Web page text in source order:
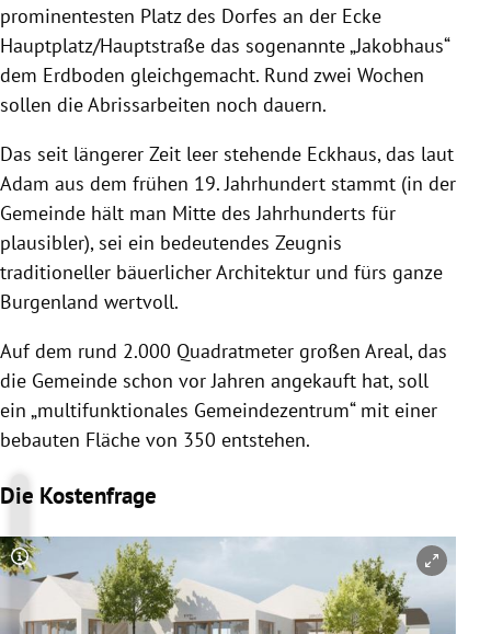
prominentesten Platz des Dorfes an der Ecke
Hauptplatz/Hauptstraße das sogenannte „Jakobhaus“
dem Erdboden gleichgemacht. Rund zwei Wochen
sollen die Abrissarbeiten noch dauern.
Das seit längerer Zeit leer stehende Eckhaus, das laut
Adam aus dem frühen 19. Jahrhundert stammt (in der
Gemeinde hält man Mitte des Jahrhunderts für
plausibler), sei ein bedeutendes Zeugnis
traditioneller bäuerlicher Architektur und fürs ganze
Burgenland wertvoll.
Auf dem rund 2.000 Quadratmeter großen Areal, das
die Gemeinde schon vor Jahren angekauft hat, soll
ein „multifunktionales Gemeindezentrum“ mit einer
bebauten Fläche von 350 entstehen.
Die Kostenfrage
Copyright-Hinweis öffnen/schließen